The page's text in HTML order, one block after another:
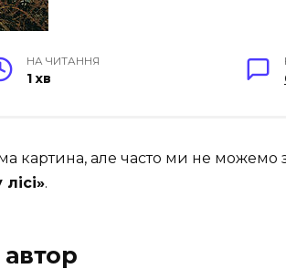
НА ЧИТАННЯ
1 хв
картина, але часто ми не можемо
.
автор